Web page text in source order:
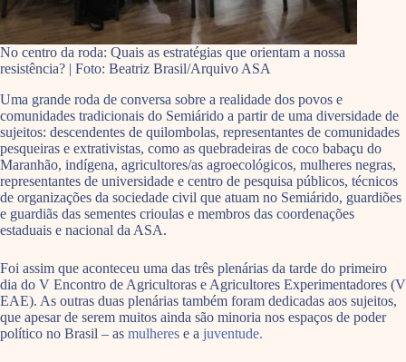
No centro da roda: Quais as estratégias que orientam a nossa
resistência? | Foto: Beatriz Brasil/Arquivo ASA
Uma grande roda de conversa sobre a realidade dos povos e
comunidades tradicionais do Semiárido a partir de uma diversidade de
sujeitos: descendentes de quilombolas, representantes de comunidades
pesqueiras e extrativistas, como as quebradeiras de coco babaçu do
Maranhão, indígena, agricultores/as agroecológicos, mulheres negras,
representantes de universidade e centro de pesquisa públicos, técnicos
de organizações da sociedade civil que atuam no Semiárido, guardiões
e guardiãs das sementes crioulas e membros das coordenações
estaduais e nacional da ASA.
Foi assim que aconteceu uma das três plenárias da tarde do primeiro
dia do V Encontro de Agricultoras e Agricultores Experimentadores (V
EAE). As outras duas plenárias também foram dedicadas aos sujeitos,
que apesar de serem muitos ainda são minoria nos espaços de poder
político no Brasil – as mulheres e a juventude.